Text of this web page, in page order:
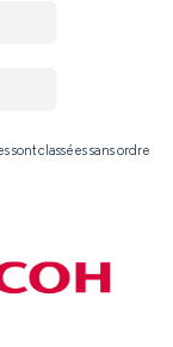
classées sans ordre